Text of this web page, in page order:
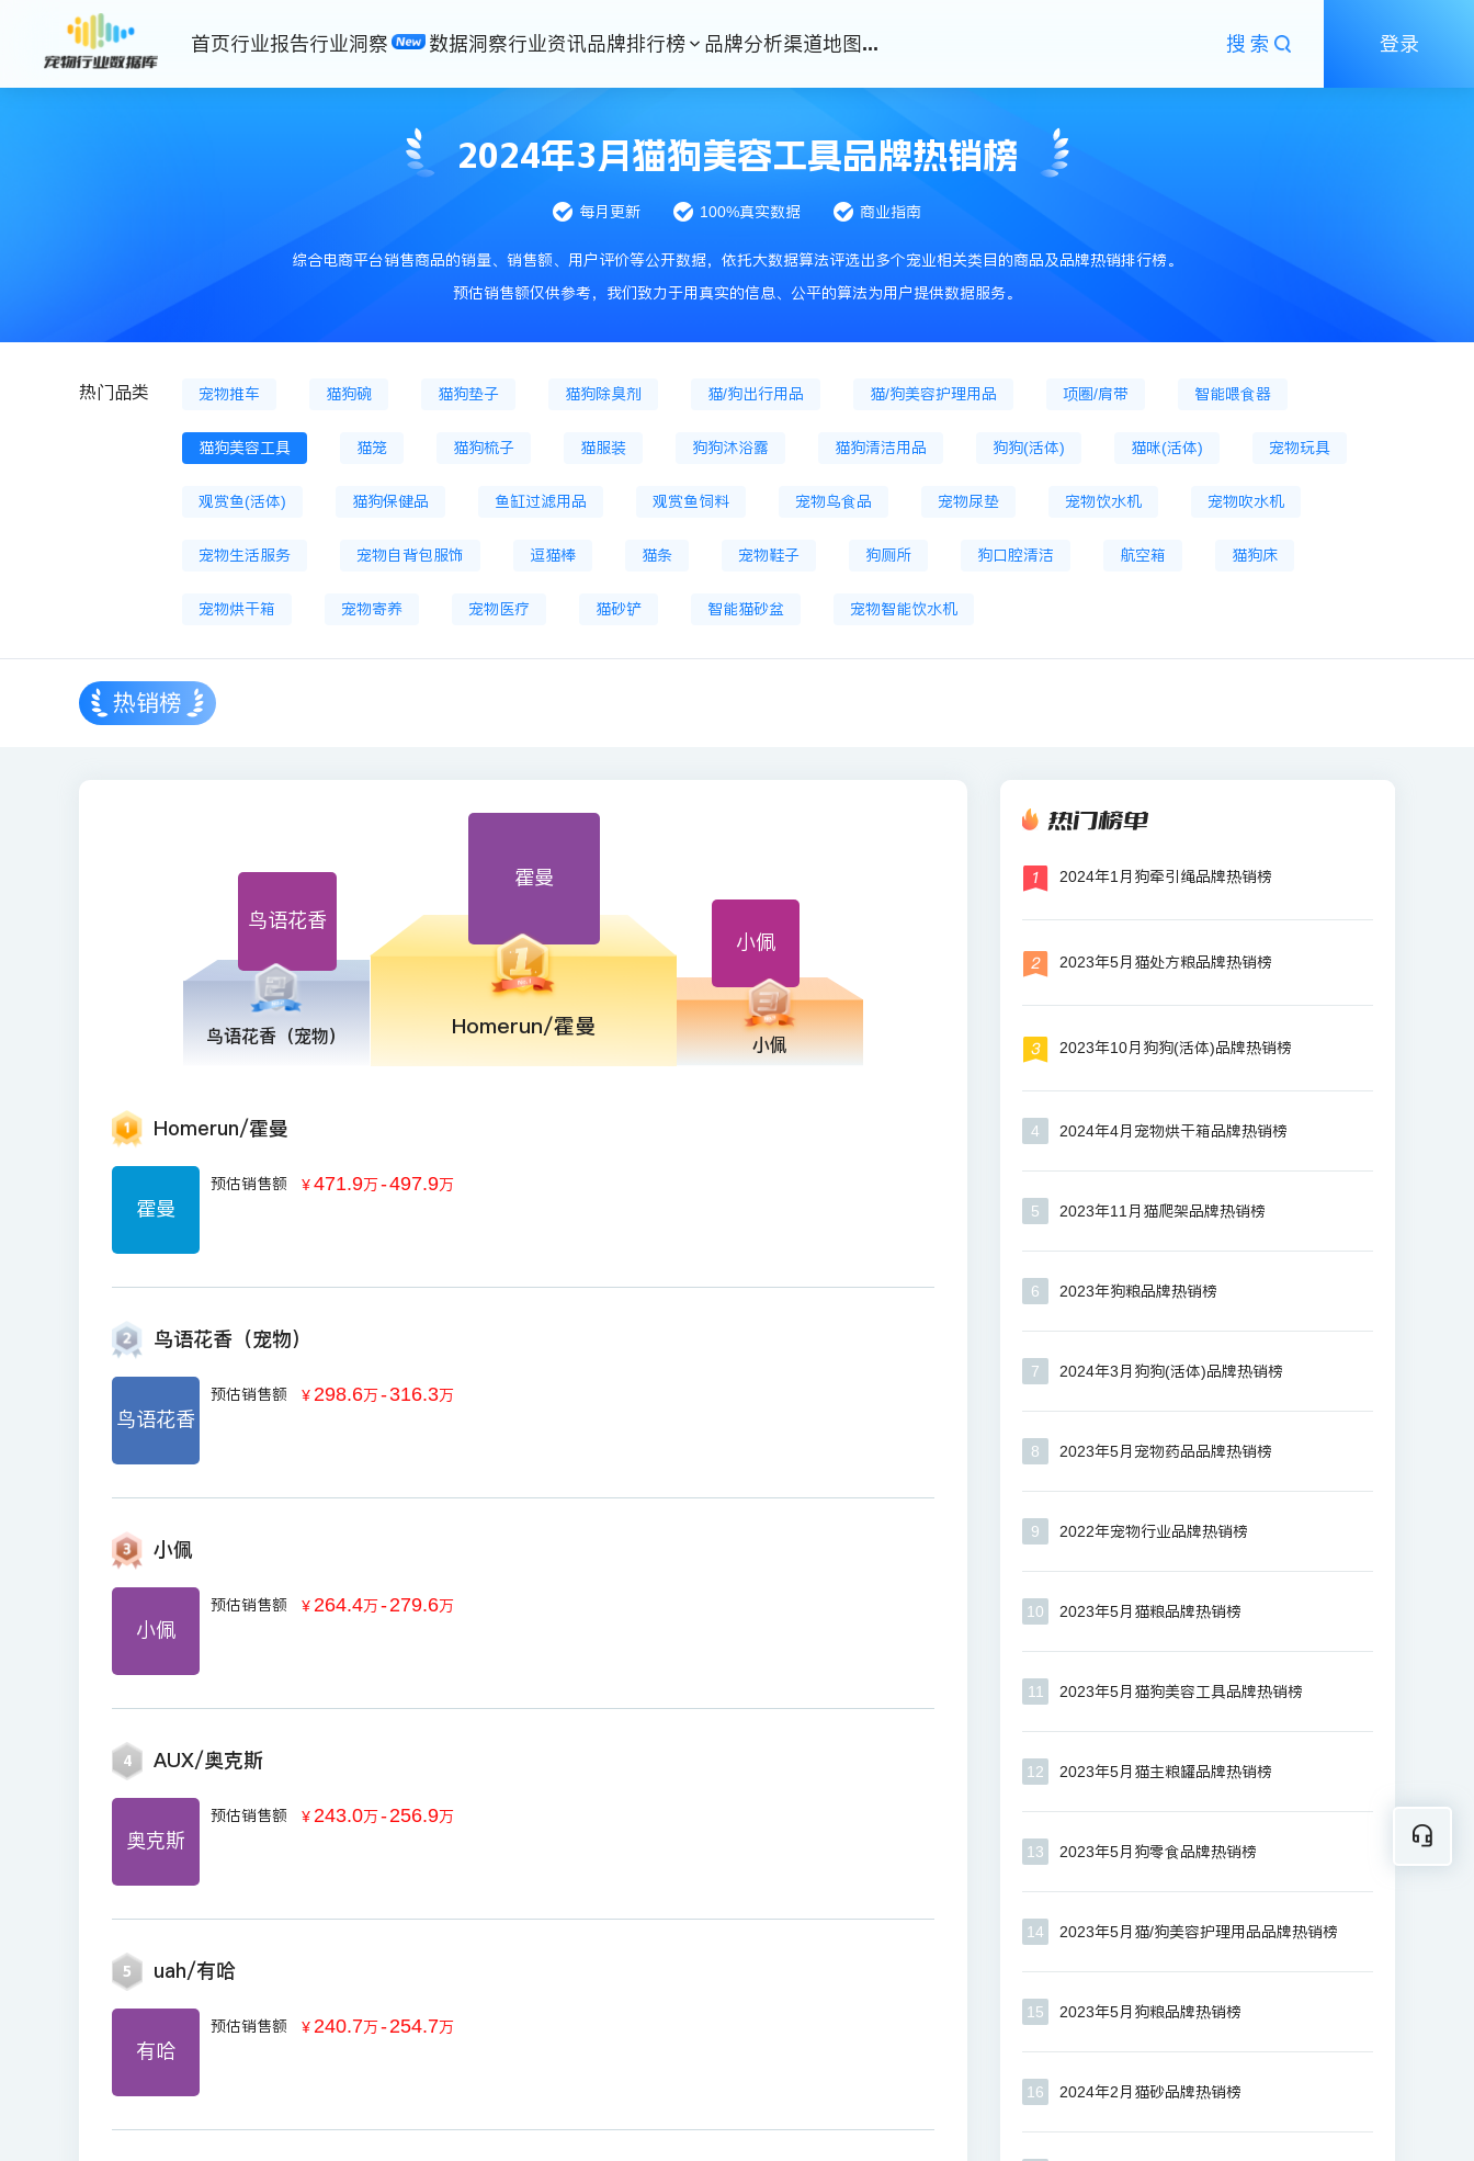
首页行业报告行业洞察 数据洞察行业资讯品牌排行榜 品牌分析渠道地图 ... 搜索 登录
2024年3月猫狗美容工具品牌热销榜
每月更新 100%真实数据 商业指南
综合电商平台销售商品的销量、销售额、用户评价等公开数据，依托大数据算法评选出多个宠业相关类目的商品及品牌热销排行榜。
预估销售额仅供参考，我们致力于用真实的信息、公平的算法为用户提供数据服务。
热门品类
狗零食餐盒 狗火腿肠
宠物药品 猫咪驱虫药 狗驱虫药品 通用驱虫药
猫用鱼油等 狗用鱼油等 猫化毛膏 狗微量元素 猫狗牙刷牙膏 猫沐浴露 猫口腔清洁 猫窝 宠物指甲剪
宠物推车 猫狗碗 猫狗垫子 猫狗除臭剂 猫/狗出行用品 猫/狗美容护理用品 项圈/肩带 智能喂食器
猫狗美容工具 猫笼 猫狗梳子 猫服装 狗狗沐浴露 猫狗清洁用品 狗狗(活体) 猫咪(活体) 宠物玩具
观赏鱼(活体) 猫狗保健品 鱼缸过滤用品 观赏鱼饲料 宠物鸟食品 宠物尿垫 宠物饮水机 宠物吹水机
宠物生活服务 宠物自背包服饰 逗猫棒 猫条 宠物鞋子 狗厕所 狗口腔清洁 航空箱 猫狗床
宠物烘干箱 宠物寄养 宠物医疗 猫砂铲 智能猫砂盆 宠物智能饮水机
热销榜
鸟语花香
鸟语花香（宠物）
霍曼
Homerun/霍曼
小佩
小佩
Homerun/霍曼
霍曼
预估销售额 ￥471.9万-497.9万
鸟语花香（宠物）
鸟语花香
预估销售额 ￥ 298.6万-316.3万
小佩
小佩
预估销售额 ￥ 264.4万-279.6万
4 AUX/奥克斯
奥克斯
预估销售额 ￥ 243.0万-256.9万
5 uah/有哈
有哈
预估销售额 ￥ 240.7万-254.7万
热门榜单
2024年1月狗牵引绳品牌热销榜
2023年5月猫处方粮品牌热销榜
2023年10月狗狗(活体)品牌热销榜
4 2024年4月宠物烘干箱品牌热销榜
5 2023年11月猫爬架品牌热销榜
6 2023年狗粮品牌热销榜
7 2024年3月狗狗(活体)品牌热销榜
8 2023年5月宠物药品品牌热销榜
9 2022年宠物行业品牌热销榜
10 2023年5月猫粮品牌热销榜
11 2023年5月猫狗美容工具品牌热销榜
12 2023年5月猫主粮罐品牌热销榜
13 2023年5月狗零食品牌热销榜
14 2023年5月猫/狗美容护理用品品牌热销榜
15 2023年5月狗粮品牌热销榜
16 2024年2月猫砂品牌热销榜